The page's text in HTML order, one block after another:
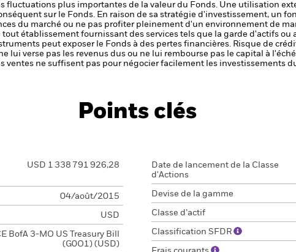
fluctuations plus importantes de la valeur du Fonds. Une utilisation
sur le Fonds. En raison de sa stratégie d'investissement, un
du marché ou ne pas profiter pleinement d'un environnement de
établissement fournissant des services tels que la garde d'actifs ou
peut exposer le Fonds à des pertes financières. Risque de
lui verse pas les revenus dus ou ne lui rembourse pas le capital à
ventes ne suffisent pas pour négocier facilement les investissements
Points clés
USD 1 338 791 926,28
04/août/2015
USD
BofA 3-MO US Treasury Bill
(G0O1) (USD)
Date de lancement de la Classe
d'Actions
Devise de la gamme
Classe d’actif
Classification SFDR